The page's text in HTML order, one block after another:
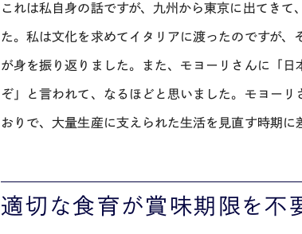
これは私自身の話ですが、九州から東京に出てき
た。私は文化を求めてイタリアに渡ったのですが
が身を振り返りました。また、モヨーリさんに「
ぞ」と言われて、なるほどと思いました。モヨー
おりで、大量生産に支えられた生活を見直す時期に
適切な食育が賞味期限を不